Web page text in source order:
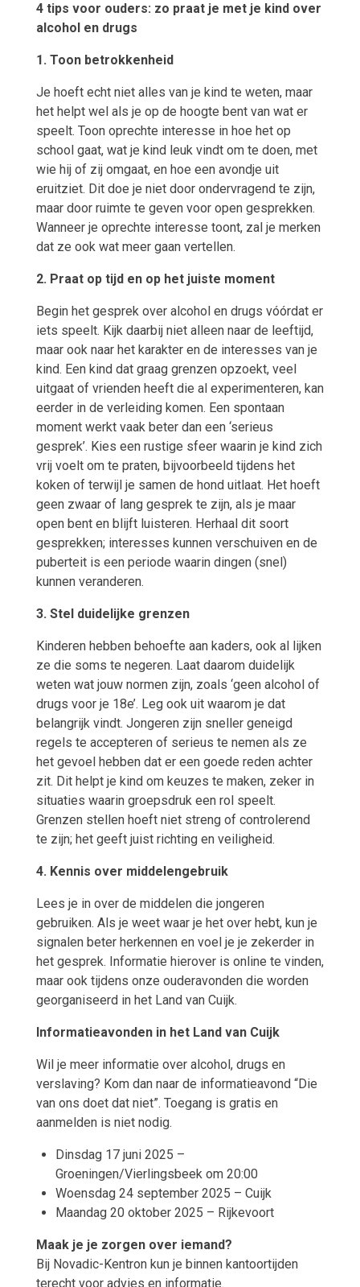
4 tips voor ouders: zo praat je met je kind over
alcohol en drugs
1. Toon betrokkenheid
Je hoeft echt niet alles van je kind te weten, maar
het helpt wel als je op de hoogte bent van wat er
speelt. Toon oprechte interesse in hoe het op
school gaat, wat je kind leuk vindt om te doen, met
wie hij of zij omgaat, en hoe een avondje uit
eruitziet. Dit doe je niet door ondervragend te zijn,
maar door ruimte te geven voor open gesprekken.
Wanneer je oprechte interesse toont, zal je merken
dat ze ook wat meer gaan vertellen.
2. Praat op tijd en op het juiste moment
Begin het gesprek over alcohol en drugs vóórdat er
iets speelt. Kijk daarbij niet alleen naar de leeftijd,
maar ook naar het karakter en de interesses van je
kind. Een kind dat graag grenzen opzoekt, veel
uitgaat of vrienden heeft die al experimenteren, kan
eerder in de verleiding komen. Een spontaan
moment werkt vaak beter dan een ‘serieus
gesprek’. Kies een rustige sfeer waarin je kind zich
vrij voelt om te praten, bijvoorbeeld tijdens het
koken of terwijl je samen de hond uitlaat. Het hoeft
geen zwaar of lang gesprek te zijn, als je maar
open bent en blijft luisteren. Herhaal dit soort
gesprekken; interesses kunnen verschuiven en de
puberteit is een periode waarin dingen (snel)
kunnen veranderen.
3. Stel duidelijke grenzen
Kinderen hebben behoefte aan kaders, ook al lijken
ze die soms te negeren. Laat daarom duidelijk
weten wat jouw normen zijn, zoals ‘geen alcohol of
drugs voor je 18e’. Leg ook uit waarom je dat
belangrijk vindt. Jongeren zijn sneller geneigd
regels te accepteren of serieus te nemen als ze
het gevoel hebben dat er een goede reden achter
zit. Dit helpt je kind om keuzes te maken, zeker in
situaties waarin groepsdruk een rol speelt.
Grenzen stellen hoeft niet streng of controlerend
te zijn; het geeft juist richting en veiligheid.
4. Kennis over middelengebruik
Lees je in over de middelen die jongeren
gebruiken. Als je weet waar je het over hebt, kun je
signalen beter herkennen en voel je je zekerder in
het gesprek. Informatie hierover is online te vinden,
maar ook tijdens onze ouderavonden die worden
georganiseerd in het Land van Cuijk.
Informatieavonden in het Land van Cuijk
Wil je meer informatie over alcohol, drugs en
verslaving? Kom dan naar de informatieavond “Die
van ons doet dat niet”. Toegang is gratis en
aanmelden is niet nodig.
Dinsdag 17 juni 2025 –
Groeningen/Vierlingsbeek om 20:00
Woensdag 24 september 2025 – Cuijk
Maandag 20 oktober 2025 – Rijkevoort
Maak je je zorgen over iemand?
Bij Novadic-Kentron kun je binnen kantoortijden
terecht voor advies en informatie.